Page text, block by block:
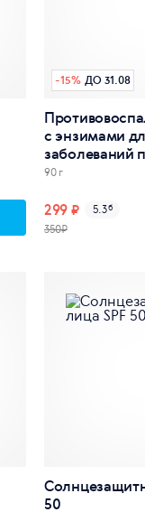
-15% ДО 31.08
с энзимами
заболеваний
90 г
299 ₽ 5.3б
350₽
50